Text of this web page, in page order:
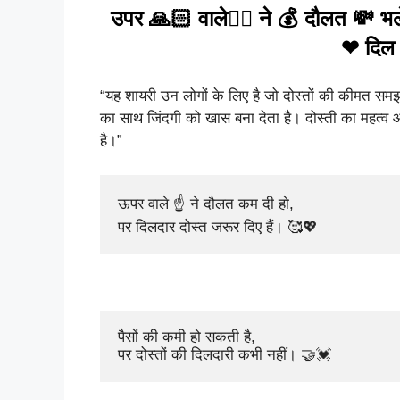
उपर 🙏🏻 वाले☝🏻 ने 💰 दौलत 💸
❤ दिल
“यह शायरी उन लोगों के लिए है जो दोस्तों की कीमत
का साथ जिंदगी को खास बना देता है। दोस्ती का
है।”
ऊपर वाले ☝️ ने दौलत कम दी हो,
पर दिलदार दोस्त जरूर दिए हैं। 🥰💖
पैसों की कमी हो सकती है,
पर दोस्तों की दिलदारी कभी नहीं। 🤝💓